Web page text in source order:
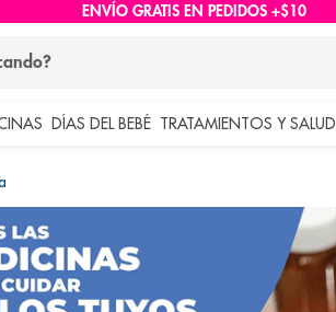
ENVÍO GRATIS EN PEDIDOS +$10
DÍAS DEL BEBÉ TRATAMIENTOS Y SALUD
buscados